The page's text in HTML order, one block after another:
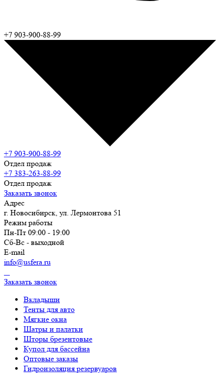
+7 903-900-88-99
+7 903-900-88-99
Отдел продаж
+7 383-263-88-99
Отдел продаж
Заказать звонок
Адрес
г. Новосибирск, ул. Лермонтова 51
Режим работы
Пн-Пт 09:00 - 19:00
Сб-Вс - выходной
E-mail
info@usfera.ru
Заказать звонок
Вкладыши
Тенты для авто
Мягкие окна
Шатры и палатки
Шторы брезентовые
Купол для бассейна
Оптовые заказы
Гидроизоляция резервуаров